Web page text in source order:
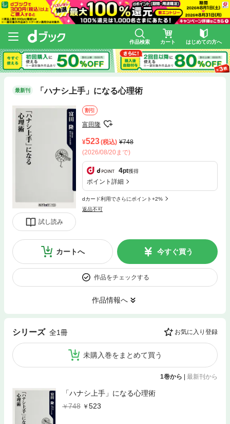
作品検索 カート はじめての方へ
最新刊 「ハナシ上手」になる心理術
試し読み
割引
富田隆
523(税込)
748
(2026/08/20まで)
4pt獲得
ポイント詳細
dカード利用でさらにポイント+2%
返品不可
カートへ 今すぐ買う
作品をチェックする
作品情報へ
シリーズ 全1冊 お気に入り登録
未購入巻をまとめて買う
1巻から 最新刊から
「ハナシ上手」になる心理術
748
523